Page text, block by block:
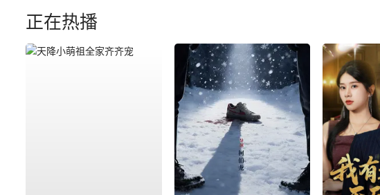
正在热播